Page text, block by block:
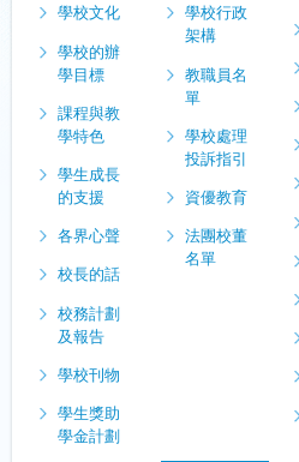
學校文化
學校的辦
學目標
課程與教
學特色
學生成長
的支援
各界心聲
校長的話
校務計劃
及報告
學校刊物
學生獎助
學金計劃
學校行政
架構
教職員名
單
學校處理
投訴指引
資優教育
法團校董
名單